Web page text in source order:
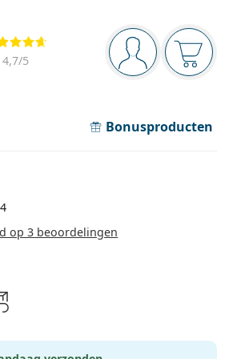
Navigatie
Je bent ingelogd
Jouw
4,7/5
Bonusproducten
op 3 beoordelingen